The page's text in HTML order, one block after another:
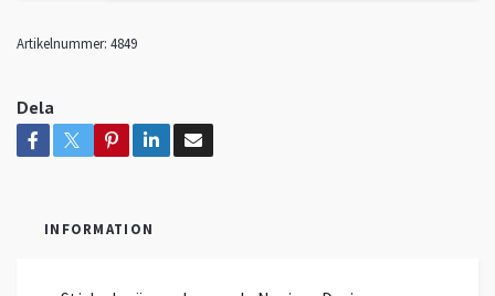
Artikelnummer: 4849
Dela
INFORMATION